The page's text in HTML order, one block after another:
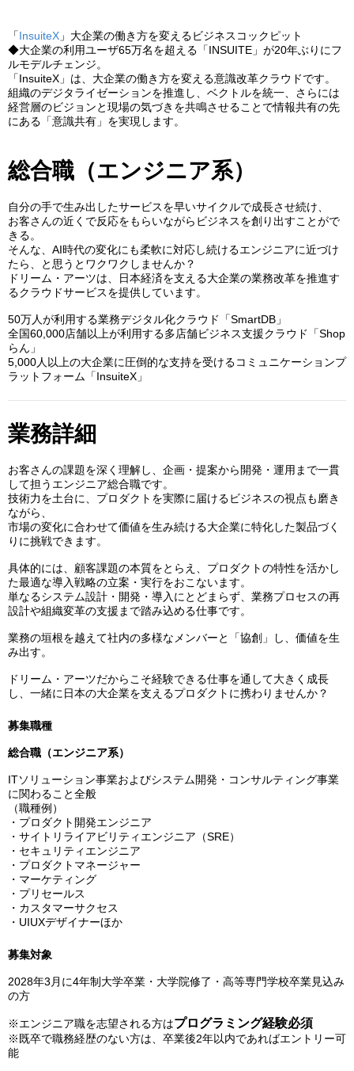
「InsuiteX 」大企業の働き方を変えるビジネスコックピット
◆大企業の利用ユーザ65万名を超える「INSUITE」が20年ぶりにフ
ルモデルチェンジ。
「InsuiteX」は、大企業の働き方を変える意識改革クラウドです。
組織のデジタライゼーションを推進し、ベクトルを統一、さらには
経営層のビジョンと現場の気づきを共鳴させることで情報共有の先
にある「意識共有」を実現します。
総合職（エンジニア系）
自分の手で生み出したサービスを早いサイクルで成長させ続け、
お客さんの近くで反応をもらいながらビジネスを創り出すことがで
きる。
そんな、AI時代の変化にも柔軟に対応し続けるエンジニアに近づけ
たら、と思うとワクワクしませんか？
ドリーム・アーツは、日本経済を支える大企業の業務改革を推進す
るクラウドサービスを提供しています。
50万人が利用する業務デジタル化クラウド「SmartDB」
全国60,000店舗以上が利用する多店舗ビジネス支援クラウド「Shop
らん」
5,000人以上の大企業に圧倒的な支持を受けるコミュニケーションプ
ラットフォーム「InsuiteX」
業務詳細
お客さんの課題を深く理解し、企画・提案から開発・運用まで一貫
して担うエンジニア総合職です。
技術力を土台に、プロダクトを実際に届けるビジネスの視点も磨き
ながら、
市場の変化に合わせて価値を生み続ける大企業に特化した製品づく
りに挑戦できます。
具体的には、顧客課題の本質をとらえ、プロダクトの特性を活かし
た最適な導入戦略の立案・実行をおこないます。
単なるシステム設計・開発・導入にとどまらず、業務プロセスの再
設計や組織変革の支援まで踏み込める仕事です。
業務の垣根を越えて社内の多様なメンバーと「協創」し、価値を生
み出す。
ドリーム・アーツだからこそ経験できる仕事を通して大きく成長
し、一緒に日本の大企業を支えるプロダクトに携わりませんか？
募集職種
総合職（エンジニア系）
ITソリューション事業およびシステム開発・コンサルティング事業
に関わること全般
（職種例）
・プロダクト開発エンジニア
・サイトリライアビリティエンジニア（SRE）
・セキュリティエンジニア
・プロダクトマネージャー
・マーケティング
・プリセールス
・カスタマーサクセス
・UIUXデザイナーほか
募集対象
2028年3月に4年制大学卒業・大学院修了・高等専門学校卒業見込み
の方
※エンジニア職を志望される方はプログラミング経験必須
※既卒で職務経歴のない方は、卒業後2年以内であればエントリー可
能